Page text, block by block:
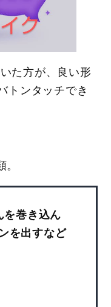
た方が、良い形
トンタッチでき
を巻き込ん
を出すなど